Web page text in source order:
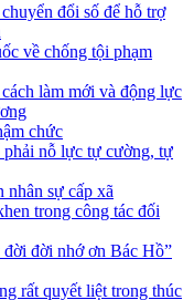
đổi số để hỗ trợ
về chống tội phạm
làm mới và động lực
chức
nỗ lực tự cường, tự
sự cấp xã
trong công tác đối
đời nhớ ơn Bác Hồ”
rất quyết liệt trong thúc